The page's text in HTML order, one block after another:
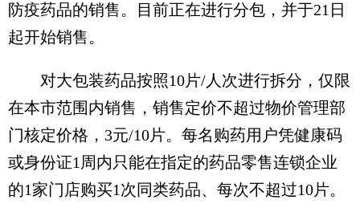
防疫药品的销售。目前正在进行分包，并于21日
起开始销售。
对大包装药品按照10片/人次进行拆分，仅限
在本市范围内销售，销售定价不超过物价管理部
门核定价格，3元/10片。每名购药用户凭健康码
或身份证1周内只能在指定的药品零售连锁企业
的1家门店购买1次同类药品、每次不超过10片。